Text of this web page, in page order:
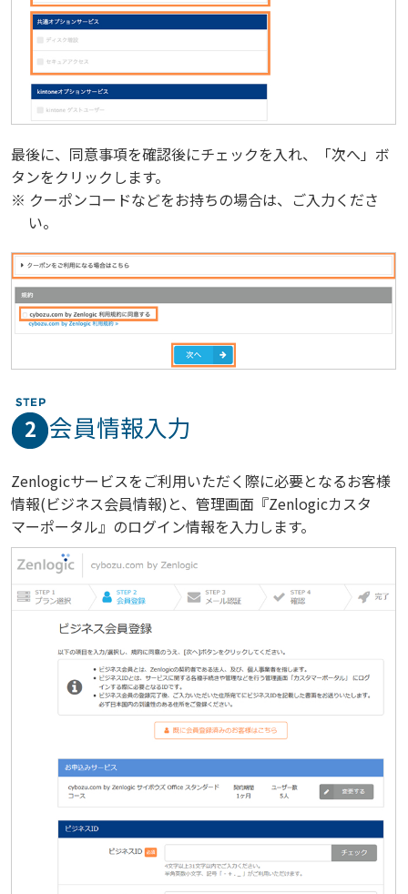
最後に、同意事項を確認後にチェックを入れ、「次へ」ボ
タンをクリックします。
※ クーポンコードなどをお持ちの場合は、ご入力くださ
い。
2 会員情報入力
Zenlogicサービスをご利用いただく際に必要となるお客様
情報(ビジネス会員情報)と、管理画面『Zenlogicカスタ
マーポータル』のログイン情報を入力します。